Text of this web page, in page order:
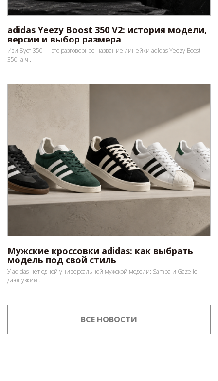
adidas Yeezy Boost 350 V2: история модели,
версии и выбор размера
Изи Буст 350 — это разговорное название линейки adidas Yeezy Boost
350, а ч...
Мужские кроссовки adidas: как выбрать
модель под свой стиль
У adidas нет одной универсальной мужской модели: Samba и Gazelle
дают узкий...
ВСЕ НОВОСТИ